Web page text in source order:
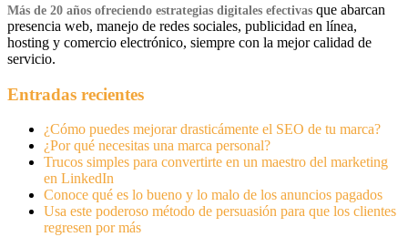
Más de 20 años ofreciendo estrategias digitales efectivas que abarcan
presencia web, manejo de redes sociales, publicidad en línea,
hosting y comercio electrónico, siempre con la mejor calidad de
servicio.
Entradas recientes
¿Cómo puedes mejorar drasticámente el SEO de tu marca?
¿Por qué necesitas una marca personal?
Trucos simples para convertirte en un maestro del marketing
en LinkedIn
Conoce qué es lo bueno y lo malo de los anuncios pagados
Usa este poderoso método de persuasión para que los clientes
regresen por más